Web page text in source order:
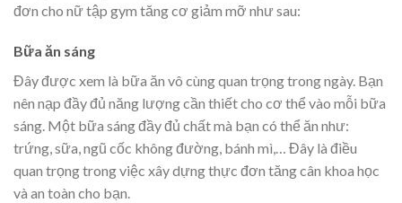
đơn cho nữ tập gym tăng cơ giảm mỡ như sau:
Bữa ăn sáng
Đây được xem là bữa ăn vô cùng quan trọng trong ngày. Bạn
nên nạp đầy đủ năng lượng cần thiết cho cơ thể vào mỗi bữa
sáng. Một bữa sáng đầy đủ chất mà bạn có thể ăn như:
trứng, sữa, ngũ cốc không đường, bánh mì,… Đây là điều
quan trọng trong việc xây dựng thực đơn tăng cân khoa học
và an toàn cho bạn.